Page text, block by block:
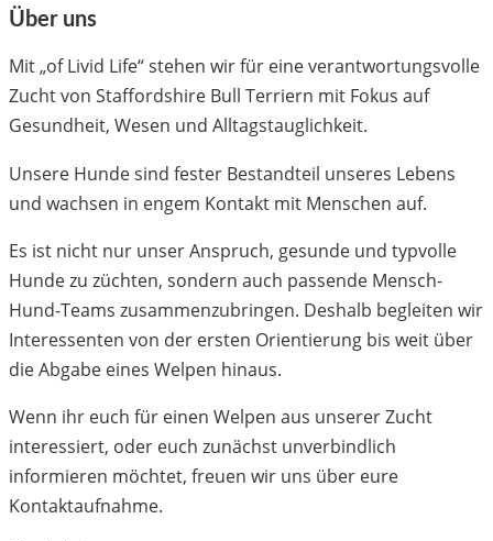
Über uns
Mit „of Livid Life“ stehen wir für eine verantwortungsvolle
Zucht von Staffordshire Bull Terriern mit Fokus auf
Gesundheit, Wesen und Alltagstauglichkeit.
Unsere Hunde sind fester Bestandteil unseres Lebens
und wachsen in engem Kontakt mit Menschen auf.
Es ist nicht nur unser Anspruch, gesunde und typvolle
Hunde zu züchten, sondern auch passende Mensch-
Hund-Teams zusammenzubringen. Deshalb begleiten wir
Interessenten von der ersten Orientierung bis weit über
die Abgabe eines Welpen hinaus.
Wenn ihr euch für einen Welpen aus unserer Zucht
interessiert, oder euch zunächst unverbindlich
informieren möchtet, freuen wir uns über eure
Kontaktaufnahme.